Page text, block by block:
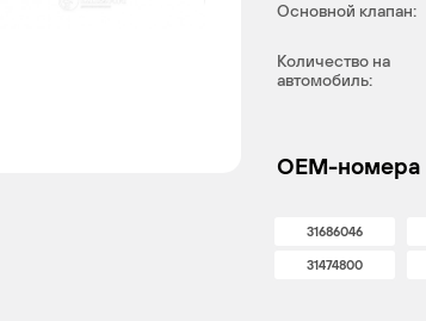
Основной клапан:
Количество на
автомобиль:
OEM-номера
31686046
31474800